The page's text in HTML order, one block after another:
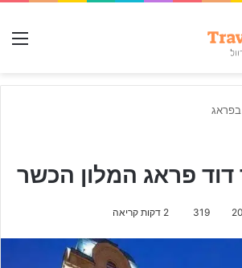
בפראג
דוד פראג המלון הכשר
319